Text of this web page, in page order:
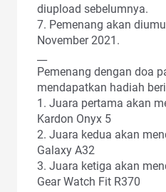
diupload sebelumnya.
7. Pemenang akan
November 2021.
Pemenang dengan doa
mendapatkan hadiah
1. Juara pertama akan
Kardon Onyx 5
2. Juara kedua akan
Galaxy A32
3. Juara ketiga akan
Gear Watch Fit R370